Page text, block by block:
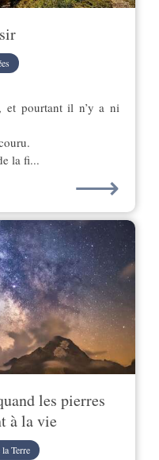
et pourtant il n’y a ni
la fi...
⟶
les pierres
à la vie
Terre